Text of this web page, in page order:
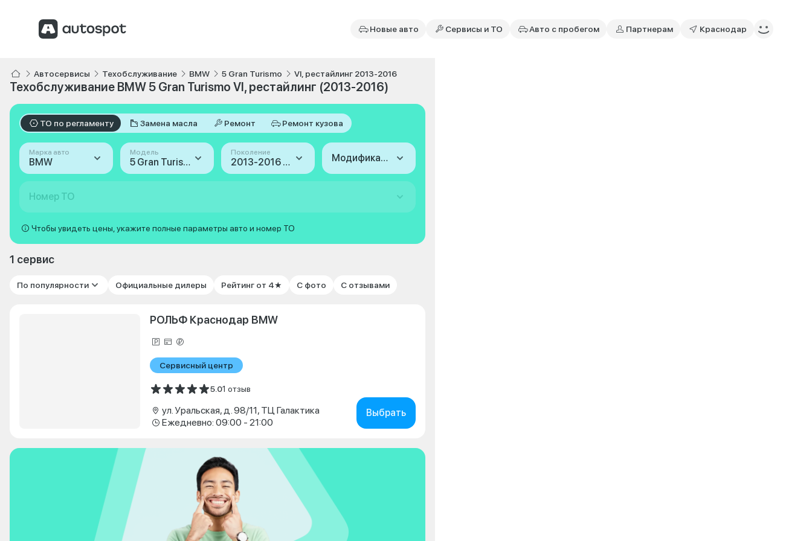
Новые авто Сервисы и ТО Авто с пробегом Партнерам Краснодар
Автосервисы Техобслуживание BMW 5 Gran Turismo VI, рестайлинг 2013-2016
Техобслуживание BMW 5 Gran Turismo VI, рестайлинг (2013-2016)
ТО по регламенту Замена масла Ремонт Ремонт кузова
Марка авто
BMW
Модель
5 Gran Turismo
Поколение
2013-2016 (VI, рестайлинг) Модификация
Номер ТО
Чтобы увидеть цены, укажите полные параметры авто и номер ТО
1 сервис
По популярности Официальные дилеры Рейтинг от 4★ С фото С отзывами
РОЛЬФ Краснодар BMW
Сервисный центр
5.01 отзыв
ул. Уральская, д. 98/11, ТЦ Галактика
Ежедневно: 09:00 - 21:00
Выбрать